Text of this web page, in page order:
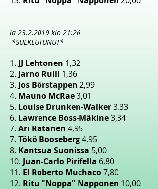
la 23.2.2019 klo 21:26
*SULKEUTUNUT*
1. JJ Lehtonen 1,32
2. Jarno Rulli 1,36
3. Jos Börstappen 2,99
4. Mauno McRae3,01
5. Louise Drunken-Walker3,33
6. Lawrence Boss-Mäkine3,34
7. Ari Ratanen 4,95
7. Tökö Booseberg4,95
8. Kantsua Suonissa 5,00
10. Juan-Carlo Pirifella 6,80
11. El Roberto Muchaco7,80
12. Ritu "Noppa" Napponen 10,00